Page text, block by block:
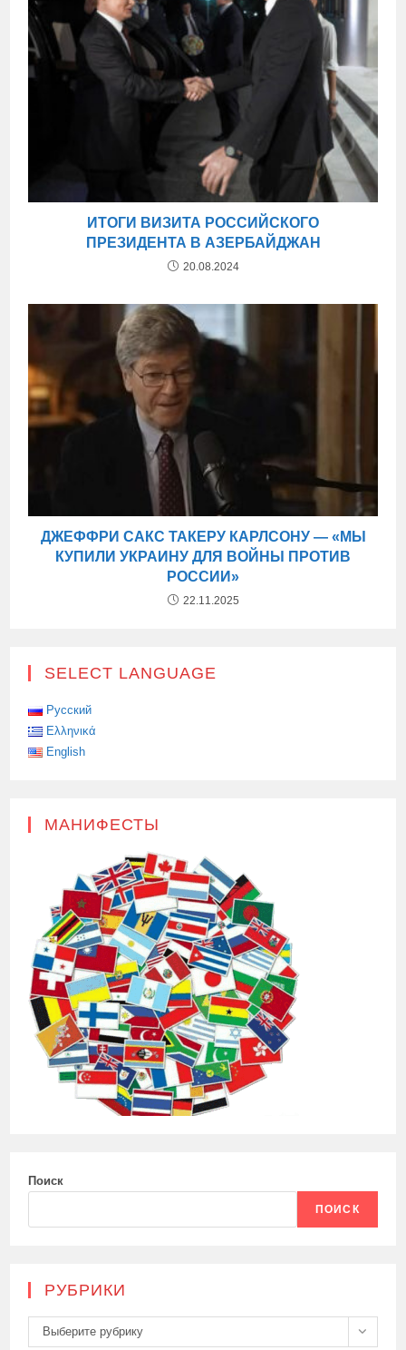
ИТОГИ ВИЗИТА РОССИЙСКОГО
ПРЕЗИДЕНТА В АЗЕРБАЙДЖАН
20.08.2024
ДЖЕФФРИ САКС ТАКЕРУ КАРЛСОНУ — «МЫ
КУПИЛИ УКРАИНУ ДЛЯ ВОЙНЫ ПРОТИВ
РОССИИ»
22.11.2025
SELECT LANGUAGE
Русский
Ελληνικά
English
МАНИФЕСТЫ
Поиск
ПОИСК
РУБРИКИ
Рубрики
Выберите рубрику